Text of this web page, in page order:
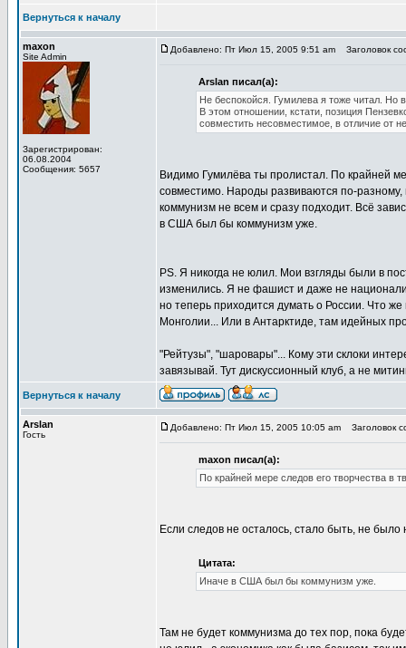
Вернуться к началу
maxon
Site Admin
Зарегистрирован:
06.08.2004
Сообщения: 5657
Добавлено: Пт Июл 15, 2005 9:51 am Заголовок
Arslan писал(а):
Не беспокойся. Гумилева я тоже читал. Но
В этом отношении, кстати, позиция
совместить несовместимое, в отличие от
Видимо Гумилёва ты пролистал. По крайней
совместимо. Народы развиваются по-
коммунизм не всем и сразу подходит. Всё
в США был бы коммунизм уже.
PS. Я никогда не юлил. Мои взгляды были в
изменились. Я не фашист и даже не
но теперь приходится думать о России. Что
Монголии... Или в Антарктиде, там идейных
"Рейтузы", "шаровары"... Кому эти склоки
завязывай. Тут дискуссионный клуб, а не
Вернуться к началу
Arslan
Гость
Добавлено: Пт Июл 15, 2005 10:05 am Заголовок
maxon писал(а):
По крайней мере следов его творчества в
Если следов не осталось, стало быть, не было
Цитата:
Иначе в США был бы коммунизм уже.
Там не будет коммунизма до тех пор, пока